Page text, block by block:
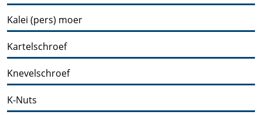
Kalei (pers) moer
Kartelschroef
Knevelschroef
K-Nuts